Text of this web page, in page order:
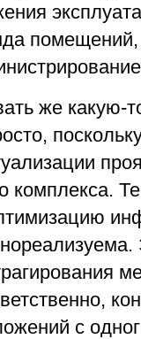
же какую-
комплекса.
с